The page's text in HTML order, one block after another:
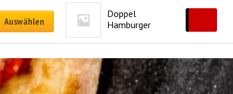
Auswählen
Doppel
Hamburger